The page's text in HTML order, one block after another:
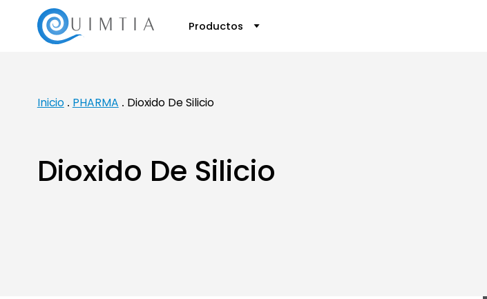
Productos
Inicio
PHARMA Dioxido De Silicio
Dioxido De Silicio